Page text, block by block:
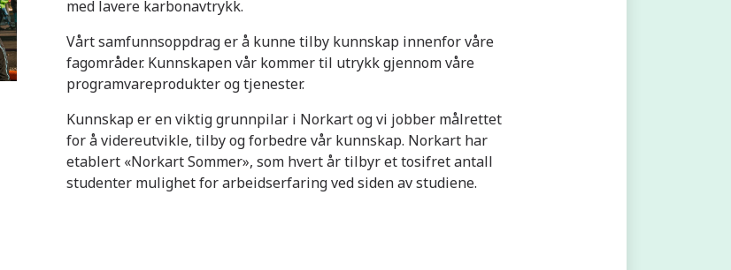
med lavere karbonavtrykk.
Vårt samfunnsoppdrag er å kunne tilby kunnskap innenfor våre
fagområder. Kunnskapen vår kommer til utrykk gjennom våre
programvareprodukter og tjenester.
Kunnskap er en viktig grunnpilar i Norkart og vi jobber målrettet
for å videreutvikle, tilby og forbedre vår kunnskap. Norkart har
etablert «Norkart Sommer», som hvert år tilbyr et tosifret antall
studenter mulighet for arbeidserfaring ved siden av studiene.